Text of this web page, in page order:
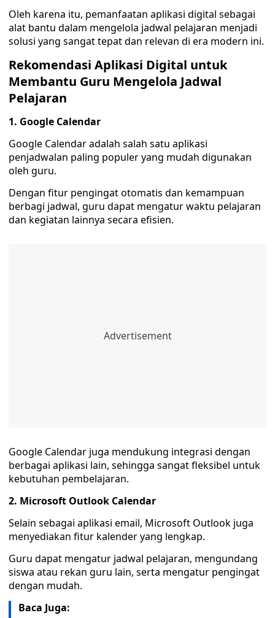
Oleh karena itu, pemanfaatan aplikasi digital sebagai
alat bantu dalam mengelola jadwal pelajaran menjadi
solusi yang sangat tepat dan relevan di era modern ini.
Rekomendasi Aplikasi Digital untuk
Membantu Guru Mengelola Jadwal
Pelajaran
1. Google Calendar
Google Calendar adalah salah satu aplikasi
penjadwalan paling populer yang mudah digunakan
oleh guru.
Dengan fitur pengingat otomatis dan kemampuan
berbagi jadwal, guru dapat mengatur waktu pelajaran
dan kegiatan lainnya secara efisien.
Google Calendar juga mendukung integrasi dengan
berbagai aplikasi lain, sehingga sangat fleksibel untuk
kebutuhan pembelajaran.
2. Microsoft Outlook Calendar
Selain sebagai aplikasi email, Microsoft Outlook juga
menyediakan fitur kalender yang lengkap.
Guru dapat mengatur jadwal pelajaran, mengundang
siswa atau rekan guru lain, serta mengatur pengingat
dengan mudah.
Baca Juga: